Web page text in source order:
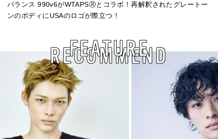
バランス 990v6がWTAPSⓇとコラボ！再解釈されたグレートー
ンのボディにUSAのロゴが際立つ！
RECOMMEND
FEATURE